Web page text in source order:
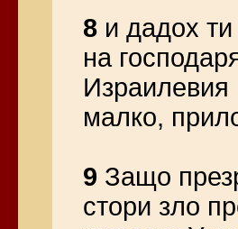
8 и дадох
на
малко,
9 Защо
стори зло